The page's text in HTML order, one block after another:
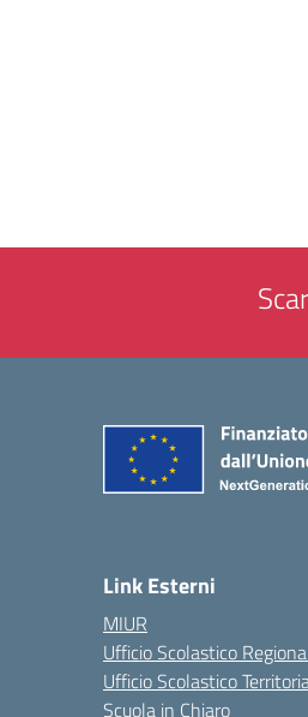
Link Esterni
MIUR
Ufficio Scolastico
Ufficio Scolastico
Scuola in Chiaro